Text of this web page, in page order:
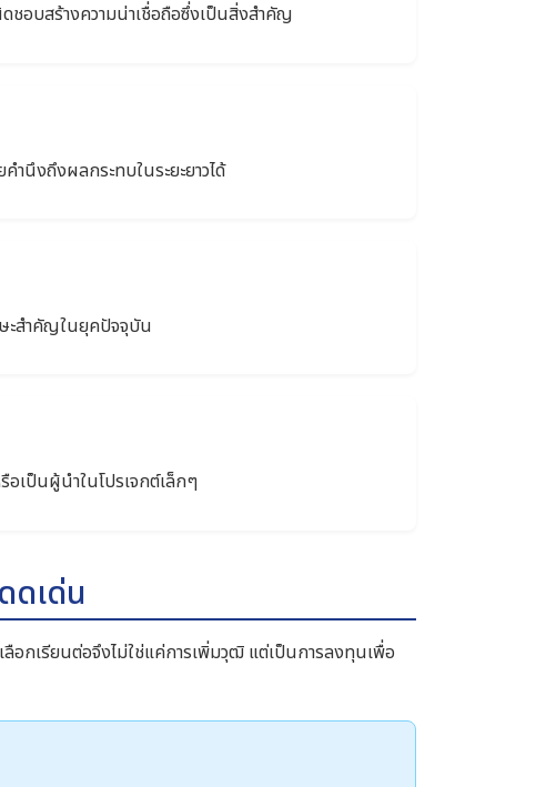
ชอบสร้างความน่าเชื่อถือซึ่งเป็นสิ่งสำคัญ
ำนึงถึงผลกระทบในระยะยาวได้
ะสำคัญในยุคปัจจุบัน
เป็นผู้นำในโปรเจกต์เล็กๆ
ดเด่น
อกเรียนต่อจึงไม่ใช่แค่การเพิ่มวุฒิ แต่เป็นการลงทุนเพื่อ